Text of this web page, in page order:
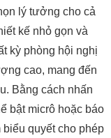
lý tưởng cho cả
kế nhỏ gọn và
kỳ phòng hội nghị
cao, mang đến
Bằng cách nhấn
bật micrô hoặc báo
biểu quyết cho phép